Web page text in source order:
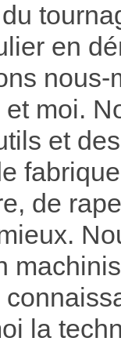
en
nous-
et moi.
et
de
la